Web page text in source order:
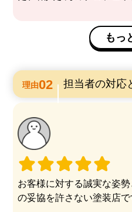
もっ
理由 担当者の対応
お客様に対する誠実な姿
の妥協を許さない塗装店で